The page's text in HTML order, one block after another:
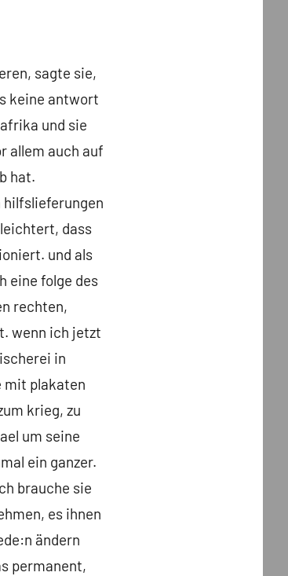
sagte sie,
keine antwort
und sie
allem auch auf
hat.
hilfslieferungen
dass
und als
eine folge des
rechten,
wenn ich jetzt
in
mit plakaten
krieg, zu
um seine
ein ganzer.
brauche sie
es ihnen
ändern
permanent,